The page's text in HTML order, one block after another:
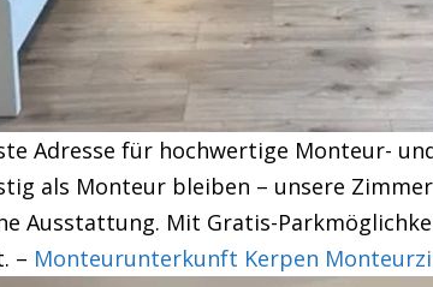
Adresse für hochwertige Monteur-
als Monteur bleiben – unsere
Ausstattung. Mit Gratis-
– Monteurunterkunft Kerpen